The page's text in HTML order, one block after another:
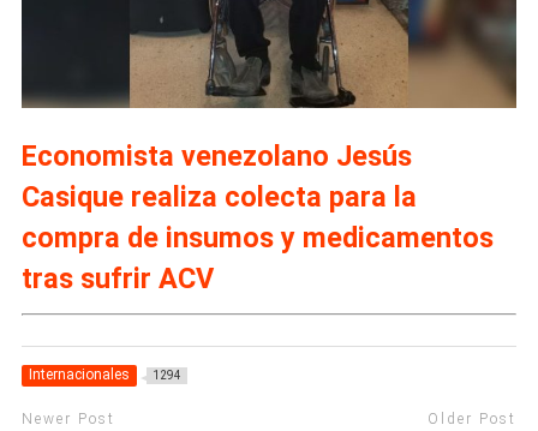
Economista venezolano Jesús
Casique realiza colecta para la
compra de insumos y medicamentos
tras sufrir ACV
Internacionales 1294
Newer Post Older Post